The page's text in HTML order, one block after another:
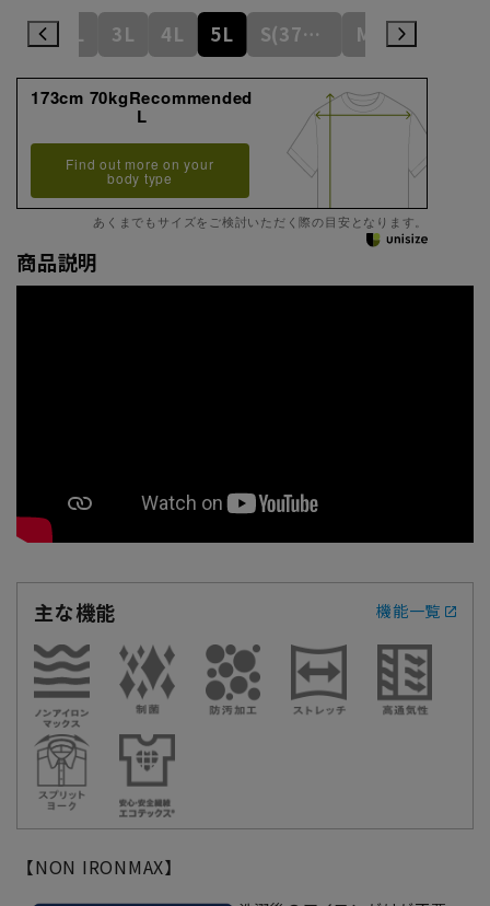
LL 3L 4L 5L S(37cm) M(39cm)
173cm 70kgRecommended
L
Find out more on your
body type
あくまでもサイズをご検討いただく際の目安となります。
商品説明
主な機能 機能一覧
【NON IRONMAX】